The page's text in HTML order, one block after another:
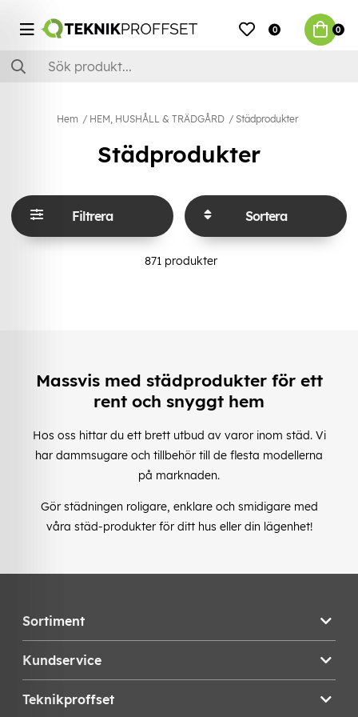
0 0
Hem HEM, HUSHÅLL & TRÄDGÅRD Städprodukter
Städprodukter
Filtrera Sortera
871produkter
Massvis med städprodukter för ett
rent och snyggt hem
Hos oss hittar du ett brett utbud av varor inom städ. Vi
har dammsugare och tillbehör till de flesta modellerna
på marknaden.
Gör städningen roligare, enklare och smidigare med
våra städ-produkter för ditt hus eller din lägenhet!
Sortiment
Kundservice
Teknikproffset